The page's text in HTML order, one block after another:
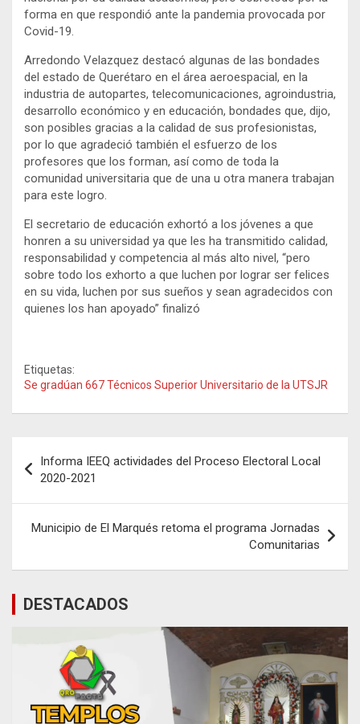
forma en que respondió ante la pandemia provocada por
Covid-19.
Arredondo Velazquez destacó algunas de las bondades
del estado de Querétaro en el área aeroespacial, en la
industria de autopartes, telecomunicaciones, agroindustria,
desarrollo económico y en educación, bondades que, dijo,
son posibles gracias a la calidad de sus profesionistas,
por lo que agradeció también el esfuerzo de los
profesores que los forman, así como de toda la
comunidad universitaria que de una u otra manera trabajan
para este logro.
El secretario de educación exhortó a los jóvenes a que
honren a su universidad ya que les ha transmitido calidad,
responsabilidad y competencia al más alto nivel, “pero
sobre todo los exhorto a que luchen por lograr ser felices
en su vida, luchen por sus sueños y sean agradecidos con
quienes los han apoyado” finalizó
Etiquetas:
Se gradúan 667 Técnicos Superior Universitario de la UTSJR
de
entradas
Informa IEEQ actividades del Proceso Electoral Local
2020-2021
Municipio de El Marqués retoma el programa Jornadas
Comunitarias
DESTACADOS